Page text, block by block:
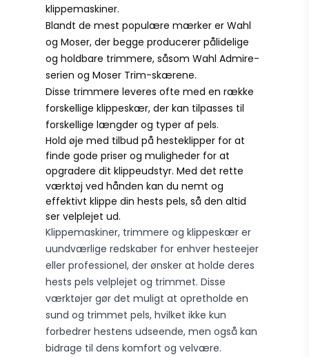
klippemaskiner.
Blandt de mest populære mærker er Wahl
og Moser, der begge producerer pålidelige
og holdbare trimmere, såsom Wahl Admire-
serien og Moser Trim-skærene.
Disse trimmere leveres ofte med en række
forskellige klippeskær, der kan tilpasses til
forskellige længder og typer af pels.
Hold øje med tilbud på hesteklipper for at
finde gode priser og muligheder for at
opgradere dit klippeudstyr. Med det rette
værktøj ved hånden kan du nemt og
effektivt klippe din hests pels, så den altid
ser velplejet ud.
Klippemaskiner, trimmere og klippeskær er
uundværlige redskaber for enhver hesteejer
eller professionel, der ønsker at holde deres
hests pels velplejet og trimmet. Disse
værktøjer gør det muligt at opretholde en
sund og trimmet pels, hvilket ikke kun
forbedrer hestens udseende, men også kan
bidrage til dens komfort og velvære.